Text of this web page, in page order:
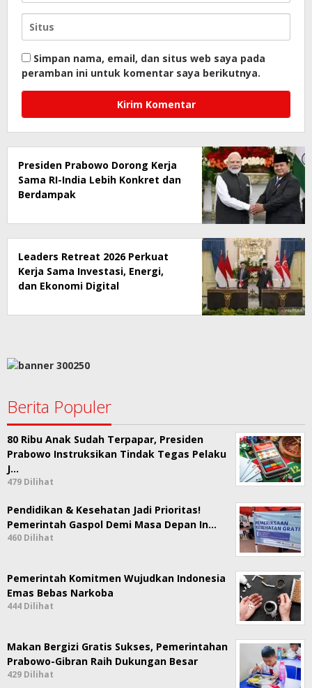
Simpan nama, email, dan situs web saya pada
peramban ini untuk komentar saya berikutnya.
Presiden Prabowo Dorong Kerja
Sama RI-India Lebih Konkret dan
Berdampak
Leaders Retreat 2026 Perkuat
Kerja Sama Investasi, Energi,
dan Ekonomi Digital
Berita Populer
80 Ribu Anak Sudah Terpapar, Presiden
Prabowo Instruksikan Tindak Tegas Pelaku
J…
479 Dilihat
Pendidikan & Kesehatan Jadi Prioritas!
Pemerintah Gaspol Demi Masa Depan In…
460 Dilihat
Pemerintah Komitmen Wujudkan Indonesia
Emas Bebas Narkoba
444 Dilihat
Makan Bergizi Gratis Sukses, Pemerintahan
Prabowo-Gibran Raih Dukungan Besar
429 Dilihat